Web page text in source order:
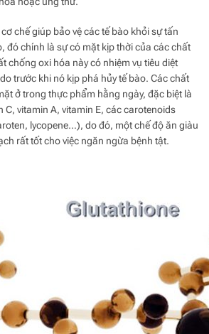
chế giúp bảo vệ các tế bào khỏi sự tấn
đó chính là sự có mặt kịp thời của các chất
chống oxi hóa này có nhiệm vụ tiêu diệt
trước khi nó kịp phá hủy tế bào. Các chất
ở trong thực phẩm hằng ngày, đặc biệt là
C, vitamin A, vitamin E, các carotenoids
lycopene…), do đó, một chế độ ăn giàu
rất tốt cho việc ngăn ngừa bệnh tật.